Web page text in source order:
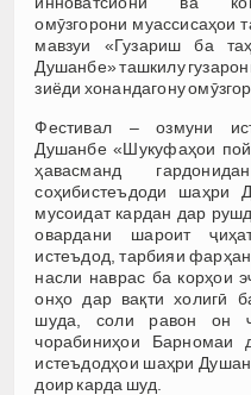
омӯзгорони
мавзуи «Гузариш ба
Душанбе» ташкилу
зиёди хонандагону
Фестивал – озмуни
Душанбе «Шукуфаҳои
ҳавасманд
соҳибистеъдоди
мусоидат кардан дар
овардани шароит
истеъдод, тарбияи
насли наврас ба корҳои
онҳо дар вақти холигӣ
шуда, соли равон он
чорабиниҳои Барномаи
истеъдодҳои шаҳри
доир карда шуд.